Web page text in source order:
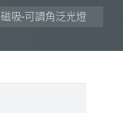
磁吸-可調角泛光燈